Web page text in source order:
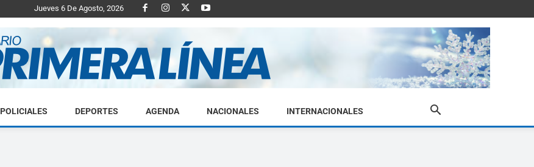
Jueves 6 De Agosto, 2026
Diario
POLICIALES DEPORTES AGENDA NACIONALES INTERNACIONALES